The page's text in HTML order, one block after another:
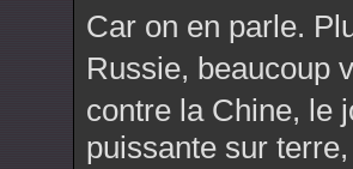
Car on en parle.
Russie, beaucoup
contre la Chine,
puissante sur